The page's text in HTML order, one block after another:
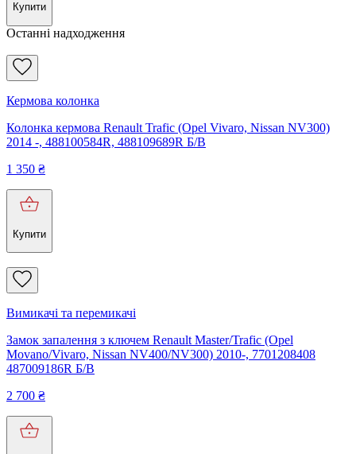
Купити
Останні надходження
Кермова колонка
Колонка кермова Renault Trafic (Opel Vivaro, Nissan NV300)
2014 -, 488100584R, 488109689R Б/В
1 350 ₴
Купити
Вимикачі та перемикачі
Замок запалення з ключем Renault Master/Trafic (Opel
Movano/Vivaro, Nissan NV400/NV300) 2010-, 7701208408
487009186R Б/В
2 700 ₴